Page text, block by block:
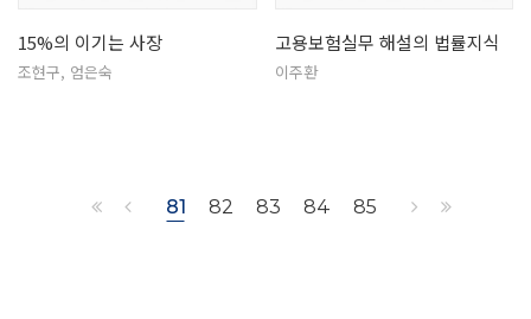
15%의 이기는 사장
조현구, 엄은숙
고용보험실무 해설의 법률지식
이주환
81 82 83 84 85